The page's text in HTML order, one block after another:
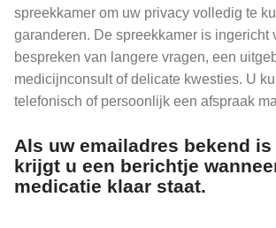
spreekkamer om uw privacy volledig te
garanderen. De spreekkamer is ingericht
bespreken van langere vragen, een
medicijnconsult of delicate kwesties. U
telefonisch of persoonlijk een afspraak
Als uw emailadres bekend
krijgt u een berichtje
medicatie klaar staat.